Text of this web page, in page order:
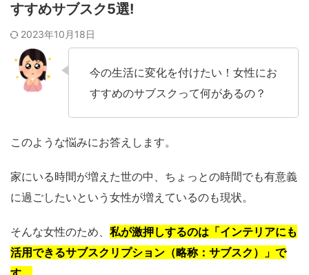
すすめサブスク5選!
2023年10月18日
今の生活に変化を付けたい！女性にお
すすめのサブスクって何があるの？
このような悩みにお答えします。
家にいる時間が増えた世の中、ちょっとの時間でも有意義
に過ごしたいという女性が増えているのも現状。
そんな女性のため、 私が激押しするのは「インテリアにも
活用できるサブスクリプション（略称：サブスク）」で